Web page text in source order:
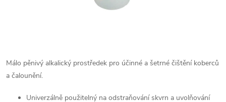
Málo pěnivý alkalický prostředek pro účinné a šetrné čištění koberců
a čalounění.
Univerzálně použitelný na odstraňování skvrn a uvolňování